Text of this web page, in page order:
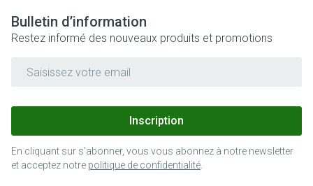
Bulletin d’information
Restez informé des nouveaux produits et promotions
Inscription
En cliquant sur s'abonner, vous vous abonnez à notre newsletter
et acceptez notre politique de confidentialité